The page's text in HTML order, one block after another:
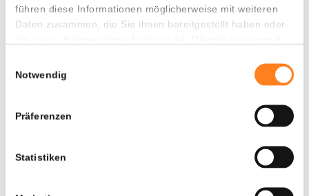
führen diese Informationen möglicherweise mit weiteren
Daten zusammen, die Sie ihnen bereitgestellt haben oder
Notwendig
Präferenzen
Statistiken
und zahlen Sie für die ersten 10.000 Euro keine
Handelsgebühren.